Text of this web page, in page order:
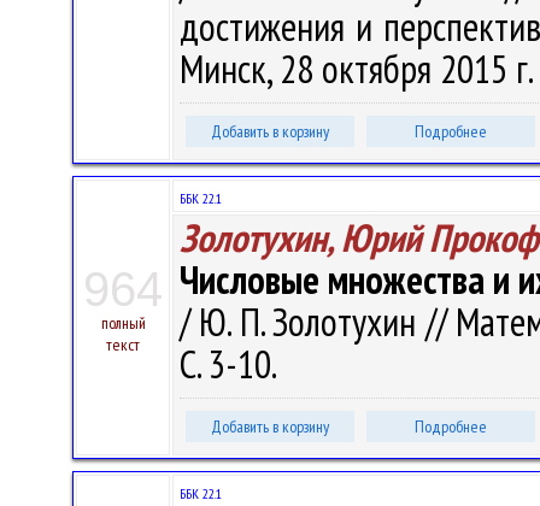
достижения и
Минск, 28 октября 2015
Добавить в корзину Подробнее
964
полный
текст
ББК 22.1
Золотухин, Юрий
Числовые множества и
/ Ю. П. Золотухин //
С. 3-10.
Добавить в корзину Подробнее
ББК 22.1